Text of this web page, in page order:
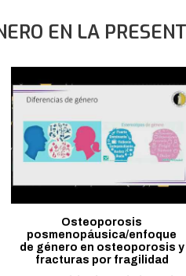
EN LA
Osteoporosis
posmenopáusica/enfoque
de género en osteoporosis y
fracturas por fragilidad